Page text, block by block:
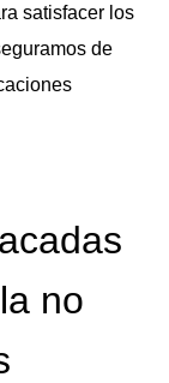
satisfacer los
de
no